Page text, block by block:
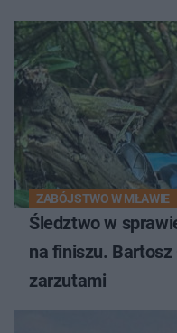
ZABÓJSTWO W MŁAWIE
Śledztwo w
na finiszu.
zarzutami